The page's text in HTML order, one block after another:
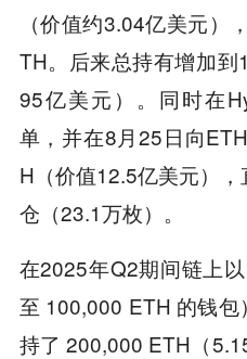
（价值约3.04亿美元）
TH。后来总持有增加
95亿美元）。同时在
单，并在8月25日向
H（价值12.5亿美元）
仓（23.1万枚）。
在2025年Q2期间链上
至 100,000 ETH 的钱
持了 200,000 ETH（